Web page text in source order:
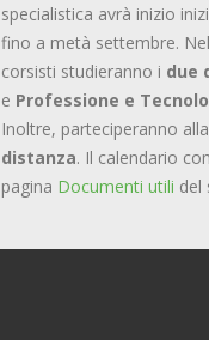
specialistica avrà inizio
fino a metà settembre.
corsisti studieranno i due
e Professione e
Inoltre, parteciperanno alla
distanza. Il calendario
pagina Documenti utili del